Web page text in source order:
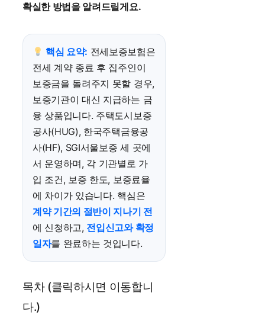
확실한 방법을 알려드릴게요.
핵심 요약: 전세보증보험은
전세 계약 종료 후 집주인이
보증금을 돌려주지 못할 경우,
보증기관이 대신 지급하는 금
융 상품입니다. 주택도시보증
공사(HUG), 한국주택금융공
사(HF), SGI서울보증 세 곳에
서 운영하며, 각 기관별로 가
입 조건, 보증 한도, 보증료율
에 차이가 있습니다. 핵심은
계약 기간의 절반이 지나기 전
에 신청하고, 전입신고와 확정
일자를 완료하는 것입니다.
목차 (클릭하시면 이동합니
다.)